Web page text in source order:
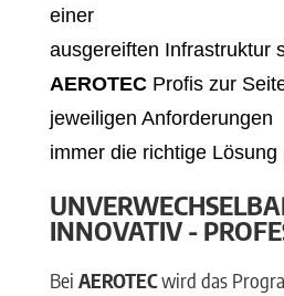
einer
ausgereiften Infrastruktur
AEROTEC Profis zur
jeweiligen Anforderungen
immer die richtige Lösung
INNOVATIV -
Bei AEROTECwird das